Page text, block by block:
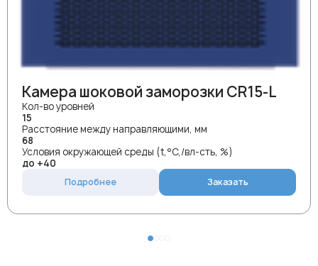
Камера шоковой заморозки CR15-L
Кол-во уровней
15
Расстояние между направляющими, мм
68
Условия окружающей среды (t,°C,/вл-сть, %)
до +40
Подробнее Заказать